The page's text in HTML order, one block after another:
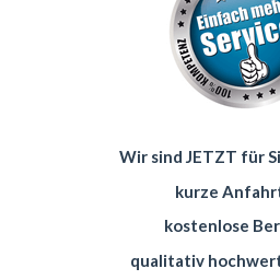
Wir sind JETZT für
kurze
kostenlose
qualitativ